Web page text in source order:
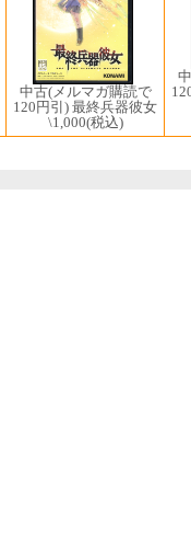
中古(メルマガ購読で
120円引) 最終兵器彼女
\1,000(税込)